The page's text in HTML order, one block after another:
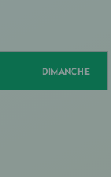
DIMANCHE